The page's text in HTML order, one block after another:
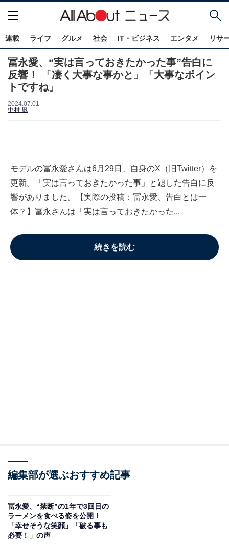
連載 ライフ グルメ 社会 IT・ビジネス エンタメ リサ
冨永愛、“実は言っておきたかった事”告白に
反響！ 「凄く大事な事かと」「大事なポイン
トですね」
2024.07.01
中村 凪
モデルの冨永愛さんは6月29日、自身のX（旧Twitter）を
更新。「実は言っておきたかった事」と題した告白に反
響がありました。【実際の投稿：冨永愛、告白とは一
体？】冨永さんは「実は言っておきたかった...
続きを読む
編集部が選ぶおすすめ記事
冨永愛、“禁断”の1年で3回目の
ラーメンを食べる姿を公開！
「幸せそうな笑顔」「破る事も
必要！」の声